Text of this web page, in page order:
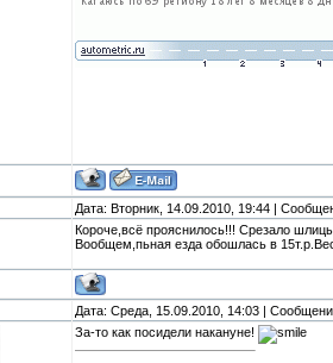
Дата: Вторник, 14.09.2010, 19:44 |
Короче,всё прояснилось!!! Срезало
Вообщем,пьная езда обошлась в
Дата: Среда, 15.09.2010, 14:03 |
За-то как посидели накануне!